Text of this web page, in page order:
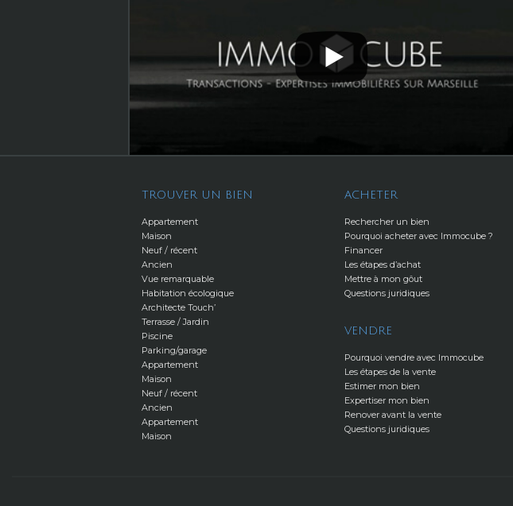
TROUVER UN BIEN
Appartement
Maison
Neuf / récent
Ancien
Vue remarquable
Habitation écologique
Architecte Touch’
Terrasse / Jardin
Piscine
Parking/garage
Appartement
Maison
Neuf / récent
Ancien
Appartement
Maison
ACHETER
Rechercher un bien
Pourquoi acheter avec Immocube ?
Financer
Les étapes d’achat
Mettre à mon gôut
Questions juridiques
VENDRE
Pourquoi vendre avec Immocube
Les étapes de la vente
Estimer mon bien
Expertiser mon bien
Renover avant la vente
Questions juridiques